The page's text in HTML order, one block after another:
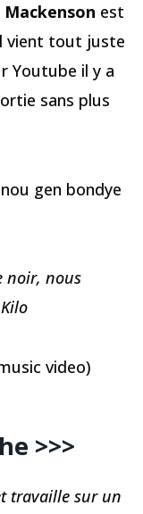
est
vient tout juste
Youtube il y a
sans plus
gen bondye
noir, nous
video)
>>>
travaille sur un